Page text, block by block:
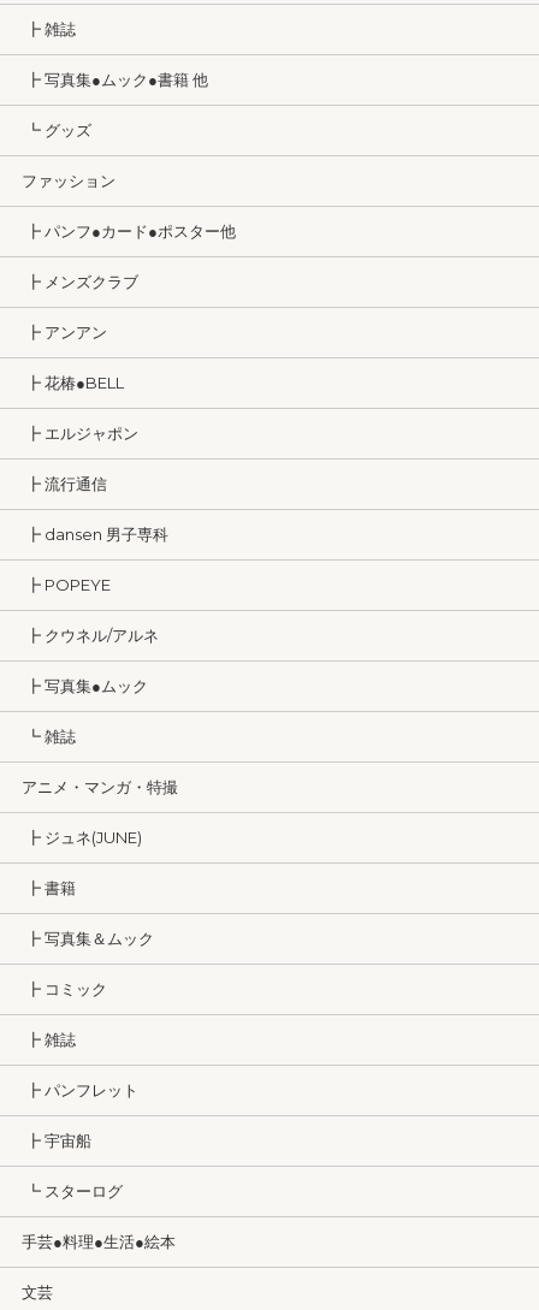
┣ 雑誌
┣ 写真集●ムック●書籍 他
┗ グッズ
ファッション
┣ パンフ●カード●ポスター他
┣ メンズクラブ
┣ アンアン
┣ 花椿●BELL
┣ エルジャポン
┣ 流行通信
┣ dansen 男子専科
┣ POPEYE
┣ クウネル/アルネ
┣ 写真集●ムック
┗ 雑誌
アニメ・マンガ・特撮
┣ ジュネ(JUNE)
┣ 書籍
┣ 写真集＆ムック
┣ コミック
┣ 雑誌
┣ パンフレット
┣ 宇宙船
┗ スターログ
手芸●料理●生活●絵本
文芸